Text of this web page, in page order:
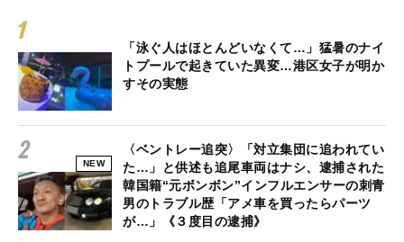
「泳ぐ人はほとんどいなくて…」猛暑のナイ
トプールで起きていた異変…港区女子が明か
すその実態
NEW
〈ベントレー追突〉「対立集団に追われてい
た…」と供述も追尾車両はナシ、逮捕された
韓国籍“元ボンボン”インフルエンサーの刺青
男のトラブル歴「アメ車を買ったらパーツ
が…」《３度目の逮捕》